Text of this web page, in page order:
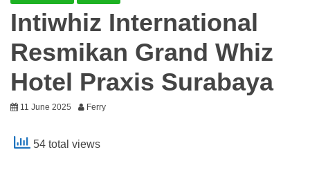
Intiwhiz International
Resmikan Grand Whiz
Hotel Praxis Surabaya
11 June 2025 Ferry
54 total views